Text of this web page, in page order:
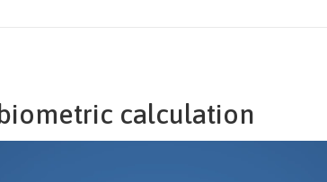
calculation